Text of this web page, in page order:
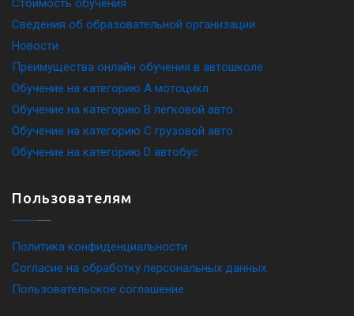
Стоимость обучения
Сведения об образовательной организации
Новости
Преимущества онлайн обучения в автошколе
Обучение на категорию A мотоцикл
Обучение на категорию B легковой авто
Обучение на категорию C грузовой авто
Обучение на категорию D автобус
Пользователям
Политика конфиденциальности
Согласие на обработку персональных данных
Пользовательское соглашение